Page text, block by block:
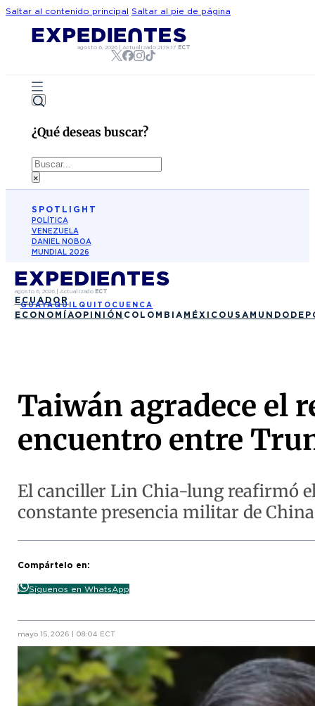
Saltar al contenido principal Saltar al pie de página
agosto 6, 2026| Actualizado 21:19:17 ECT
¿Qué deseas buscar?
Buscar
×
SPOTLIGHT
POLÍTICA
VENEZUELA
DANIEL NOBOA
MUNDIAL 2026
agosto 6, 2026| Actualizado ECT
ECUADOR
GUAYAQUIL QUITO CUENCA
ECONOMÍAOPINIÓN COLOMBIA MÉXICO USA MUNDO
Taiwán agradece el
encuentro entre
El canciller Lin Chia-lung reafirmó
constante presencia militar de
Compártelo en:
Síguenos en WhatsApp
mayo 15, 2026 | 08:04 ECT